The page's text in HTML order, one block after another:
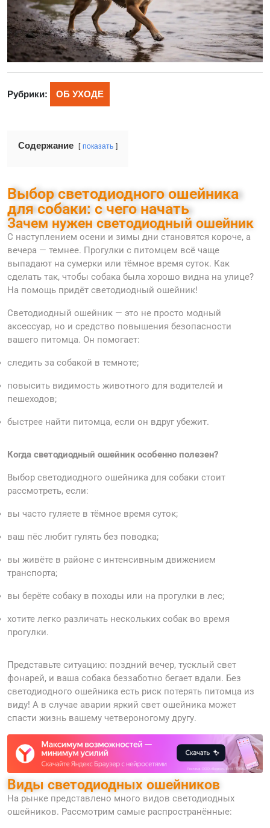
Рубрики: ОБ УХОДЕ
Содержание показать
Выбор светодиодного ошейника
для собаки: с чего начать
Зачем нужен светодиодный ошейник
С наступлением осени и зимы дни становятся короче, а
вечера — темнее. Прогулки с питомцем всё чаще
выпадают на сумерки или тёмное время суток. Как
сделать так, чтобы собака была хорошо видна на улице?
На помощь придёт светодиодный ошейник!
Светодиодный ошейник — это не просто модный
аксессуар, но и средство повышения безопасности
вашего питомца. Он помогает:
следить за собакой в темноте;
повысить видимость животного для водителей и
пешеходов;
быстрее найти питомца, если он вдруг убежит.
Когда светодиодный ошейник особенно полезен?
Выбор светодиодного ошейника для собаки стоит
рассмотреть, если:
вы часто гуляете в тёмное время суток;
ваш пёс любит гулять без поводка;
вы живёте в районе с интенсивным движением
транспорта;
вы берёте собаку в походы или на прогулки в лес;
хотите легко различать нескольких собак во время
прогулки.
Представьте ситуацию: поздний вечер, тусклый свет
фонарей, и ваша собака беззаботно бегает вдали. Без
светодиодного ошейника есть риск потерять питомца из
виду! А в случае аварии яркий свет ошейника может
спасти жизнь вашему четвероногому другу.
Виды светодиодных ошейников
На рынке представлено много видов светодиодных
ошейников. Рассмотрим самые распространённые: